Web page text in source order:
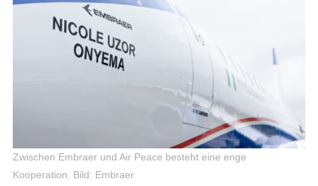
Zwischen Embraer und Air Peace besteht eine enge
Kooperation.
Bild: Embraer